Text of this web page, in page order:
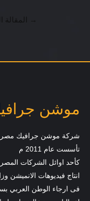
→ المقالة
موشن
شركة موشن جرافيك
تأسست عام 2011 م
كأحد اوائل الشركات
انتاج فيديوهات الانميشن
فى ارجاء الوطن العربي